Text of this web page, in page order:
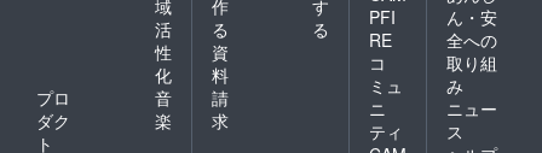
域
活
性
化
プロ
ダク
ト
音
楽
作
る
す
る
資
料
請
求
PFI
RE
コ
ミュ
ニ
ティ
ん・安
全への
取り組
み
ニュー
ス